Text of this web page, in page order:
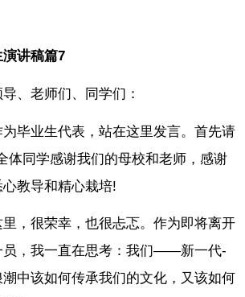
演讲稿篇7
、老师们、同学们：
毕业生代表，站在这里发言。首先请
体同学感谢我们的母校和老师，感谢
教导和精心栽培!
，很荣幸，也很忐忑。作为即将离开
员，我一直在思考：我们——新一代-
中该如何传承我们的文化，又该如何